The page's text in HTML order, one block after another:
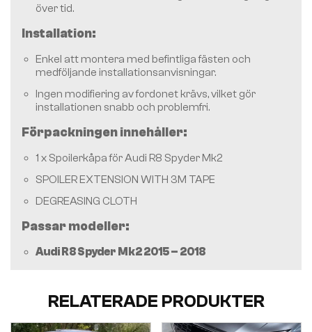
över tid.
Installation:
Enkel att montera med befintliga fästen och
medföljande installationsanvisningar.
Ingen modifiering av fordonet krävs, vilket gör
installationen snabb och problemfri.
Förpackningen innehåller:
1 x Spoilerkåpa för Audi R8 Spyder Mk2
SPOILER EXTENSION WITH 3M TAPE
DEGREASING CLOTH
Passar modeller:
Audi R8 Spyder Mk2 2015 – 2018
RELATERADE PRODUKTER